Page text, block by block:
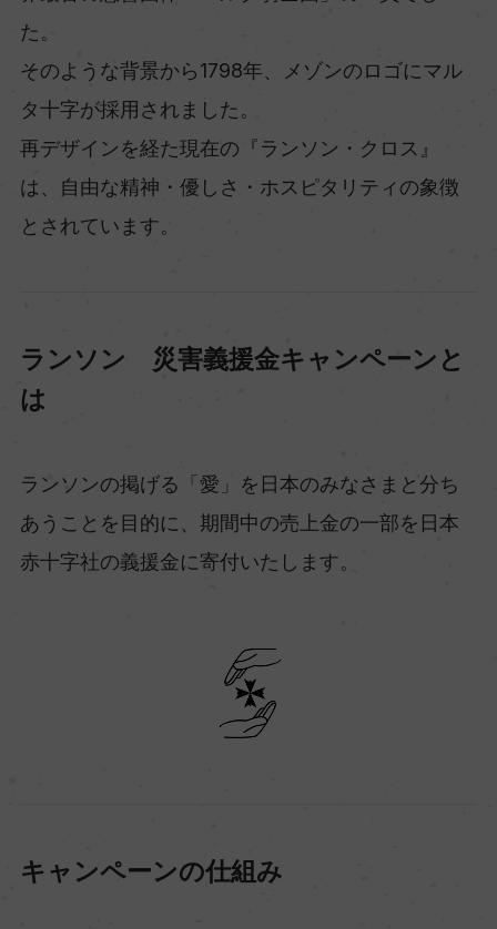
た。
そのような背景から1798年、メゾンのロゴにマル
タ十字が採用されました。
再デザインを経た現在の『ランソン・クロス』
は、自由な精神・優しさ・ホスピタリティの象徴
とされています。
ランソン 災害義援金キャンペーンと
は
ランソンの掲げる「愛」を日本のみなさまと分ち
あうことを目的に、期間中の売上金の一部を日本
赤十字社の義援金に寄付いたします。
キャンペーンの仕組み